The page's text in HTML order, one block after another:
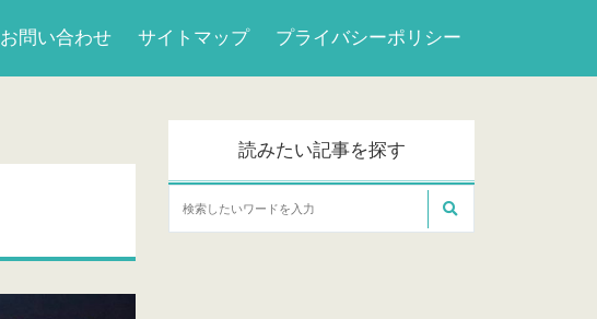
お問い合わせ サイトマップ プライバシーポリシー
読みたい記事を探す